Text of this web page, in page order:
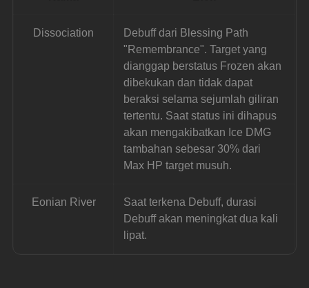
Dissociation
Debuff dari Blessing Path
"Remembrance". Target yang
dianggap berstatus Frozen akan
dibekukan dan tidak dapat
beraksi selama sejumlah giliran
tertentu. Saat status ini dihapus
akan mengakibatkan Ice DMG
tambahan sebesar 30% dari
Max HP target musuh.
Eonian River
Saat terkena Debuff, durasi
Debuff akan meningkat dua kali
lipat.